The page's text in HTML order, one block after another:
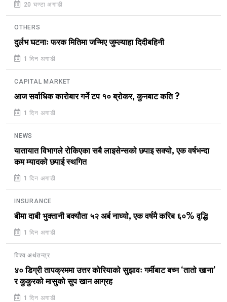
20 घण्टा अगाडी
OTHERS
दुर्लभ घटनाः फरक मितिमा जन्मिए जुम्ल्याहा दिदीबहिनी
1 दिन अगाडी
CAPITAL MARKET
आज सर्वाधिक कारोबार गर्ने टप १० ब्रोकर, कुनबाट कति ?
1 दिन अगाडी
NEWS
यातायात विभागले रोकिएका सबै लाइसेन्सको छपाइ सक्यो, एक वर्षभन्दा
कम म्यादको छपाई स्थगित
1 दिन अगाडी
INSURANCE
बीमा दाबी भुक्तानी बक्यौता ५२ अर्ब नाघ्यो, एक वर्षमै करिब ६०% वृद्धि
1 दिन अगाडी
विश्व अर्थतन्त्र
४० डिग्री तापक्रममा उत्तर कोरियाको सुझावः गर्मीबाट बच्न ‘तातो खाना’
र कुकुरको मासुको सुप खान आग्रह
1 दिन अगाडी